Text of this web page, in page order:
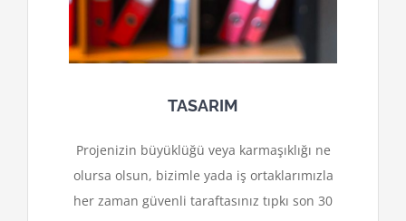
TASARIM
Projenizin büyüklüğü veya karmaşıklığı ne
olursa olsun, bizimle yada iş ortaklarımızla
her zaman güvenli taraftasınız tıpkı son 30